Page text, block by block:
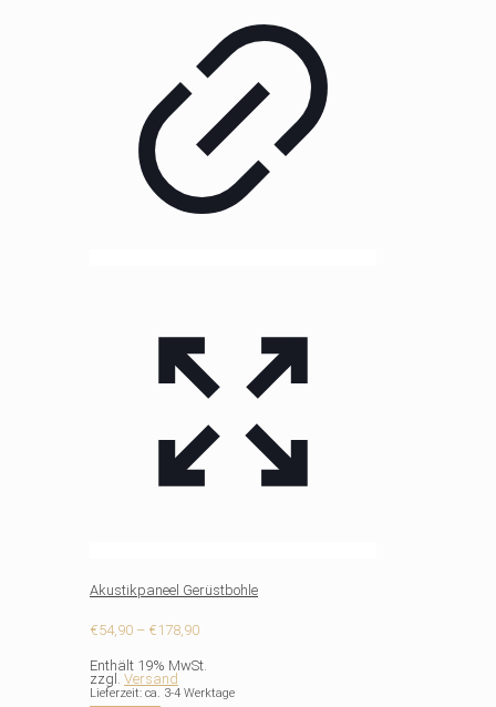
Akustikpaneel Gerüstbohle
€54,90 – €178,90Preisspanne:
bis
€178,90
Enthält 19% MwSt.
zzgl. Versand
Lieferzeit: ca. 3-4 Werktage